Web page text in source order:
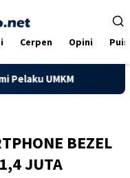
Cerpen Opini
Dorong Kapasitas
BEZEL
JUTA